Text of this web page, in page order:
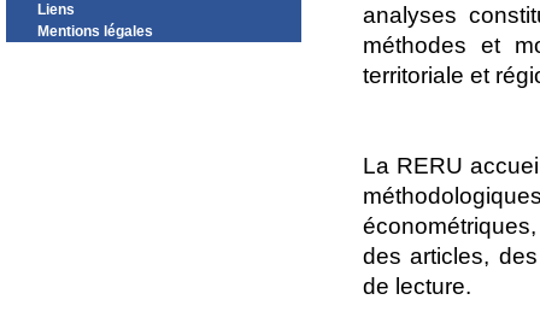
Liens
Mentions légales
analyses
méthodes et
territoriale et
La RERU
des articles,
de lecture.